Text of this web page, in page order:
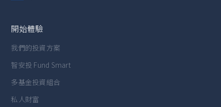
開始體驗
我們的投資方案
智安投 Fund Smart
多基金投資組合
私人財富